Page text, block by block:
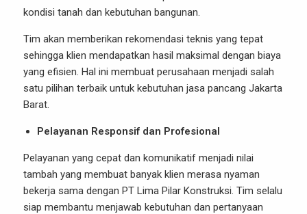
kondisi tanah dan kebutuhan bangunan.
Tim akan memberikan rekomendasi teknis yang tepat
sehingga klien mendapatkan hasil maksimal dengan biaya
yang efisien. Hal ini membuat perusahaan menjadi salah
satu pilihan terbaik untuk kebutuhan jasa pancang Jakarta
Barat.
Pelayanan Responsif dan Profesional
Pelayanan yang cepat dan komunikatif menjadi nilai
tambah yang membuat banyak klien merasa nyaman
bekerja sama dengan PT Lima Pilar Konstruksi. Tim selalu
siap membantu menjawab kebutuhan dan pertanyaan